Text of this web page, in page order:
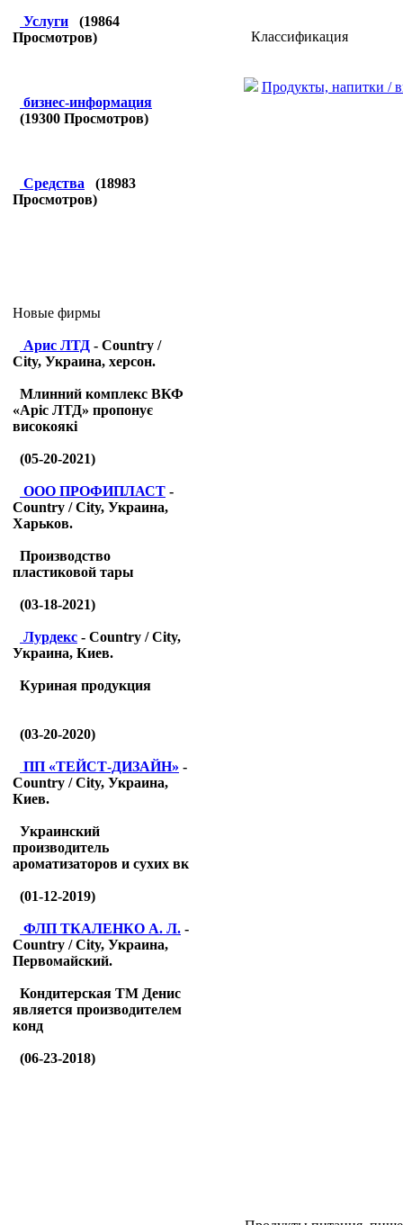
Услуги (19864
Просмотров)
бизнес-информация
(19300 Просмотров)
Средства (18983
Просмотров)
Новые фирмы
Арис ЛТД - Country /
City, Украина, херсон.
Млинний комплекс ВКФ
«Аріс ЛТД» пропонує
високоякі
(05-20-2021)
ООО ПРОФИПЛАСТ -
Country / City, Украина,
Харьков.
Производство
пластиковой тары
(03-18-2021)
Лурдекс - Country / City,
Украина, Киев.
Куриная продукция
(03-20-2020)
ПП «ТЕЙСТ-ДИЗАЙН» -
Country / City, Украина,
Киев.
Украинский
производитель
ароматизаторов и сухих вк
(01-12-2019)
ФЛП ТКАЛЕНКО А. Л. -
Country / City, Украина,
Первомайский.
Кондитерская ТМ Денис
является производителем
конд
(06-23-2018)
Классификация
Продукты, напитки /